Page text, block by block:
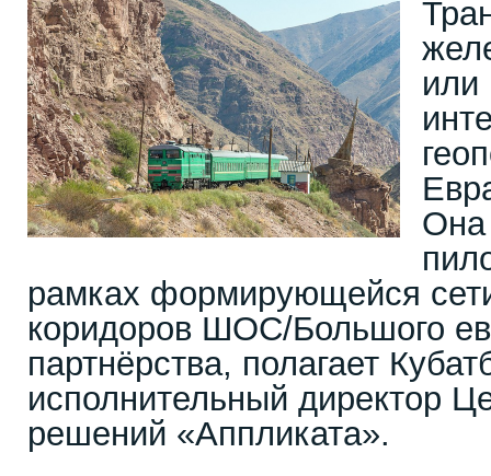
или
Она
рамках формирующейся
коридоров ШОС/Большого
партнёрства, полагает
исполнительный директор
решений «Аппликата».